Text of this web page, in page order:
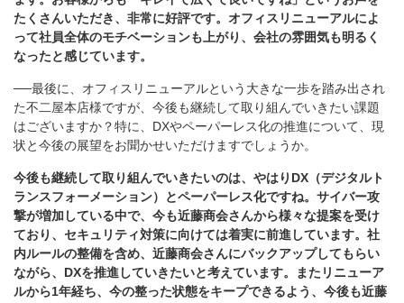
たくさんいただき、非常に好評です。オフィスリニューアルによ
って社員全体のモチベーションも上がり、会社の雰囲気も明るく
なったと感じています。
──最後に、オフィスリニューアルという大きな一歩を踏み出され
た不二屋本店様ですが、今後も継続して取り組んでいきたい課題
はございますか？特に、DXやペーパーレス化の推進について、現
状と今後の展望をお聞かせいただけますでしょうか。
今後も継続して取り組んでいきたいのは、やはりDX（デジタルト
ランスフォーメーション）とペーパーレス化ですね。サイバー攻
撃が増加している中で、今も近藤商会さんから様々な提案を受け
ており、セキュリティ対策に向けては着実に前進しています。社
内ルールの整備を含め、近藤商会さんにバックアップしてもらい
ながら、DXを推進していきたいと考えています。またリニューア
ルから1年経ち、今の整った状態をキープできるよう、今後も近藤